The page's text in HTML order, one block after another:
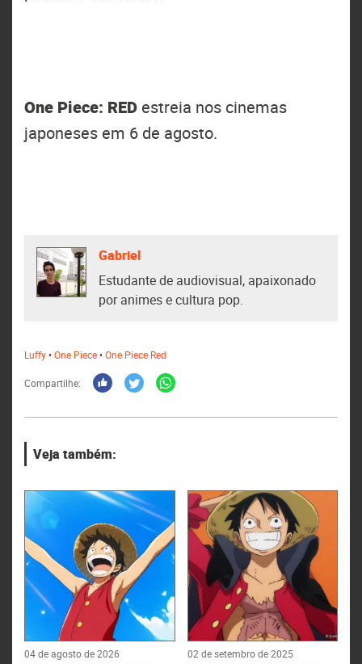
One Piece: RED estreia nos cinemas
japoneses em 6 de agosto.
Gabriel
Estudante de audiovisual, apaixonado
por animes e cultura pop.
Luffy•One Piece•One Piece Red
Compartilhe:
Veja também:
04 de agosto de 2026 02 de setembro de 2025